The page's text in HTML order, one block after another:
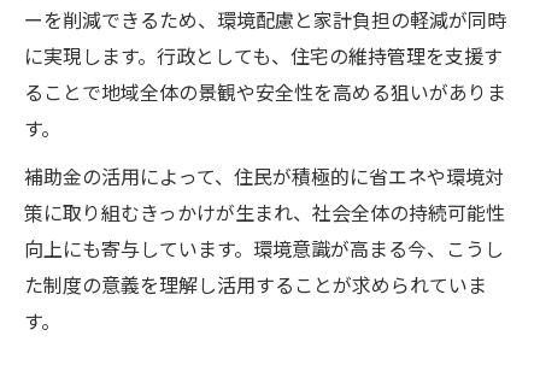
ーを削減できるため、環境配慮と家計負担の軽減が同時
に実現します。行政としても、住宅の維持管理を支援す
ることで地域全体の景観や安全性を高める狙いがありま
す。
補助金の活用によって、住民が積極的に省エネや環境対
策に取り組むきっかけが生まれ、社会全体の持続可能性
向上にも寄与しています。環境意識が高まる今、こうし
た制度の意義を理解し活用することが求められていま
す。